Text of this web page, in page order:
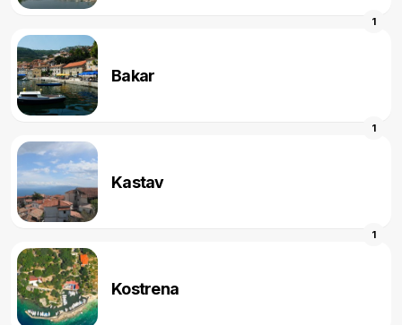
Bakar
1
Kastav
1
Kostrena
1